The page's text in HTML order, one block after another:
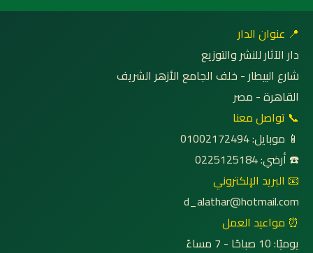
📍 عنوان الدار
دار الآثار للنشر والتوزيع
شارع البيطار - خلف الجامع الأزهر الشريف
القاهرة - مصر
📞 تواصل معنا
📱 موبايل: 01002172494
☎️ أرضي: 0225125184
📧 البريد الإلكتروني
d_alathar@hotmail.com
⏰ مواعيد العمل
يوميًا: 10 صباحًا - 7 مساءً